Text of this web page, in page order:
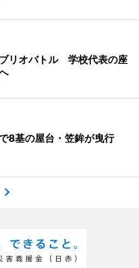
リオバトル 学校代表の座
8基の屋台・笠鉾が曳行